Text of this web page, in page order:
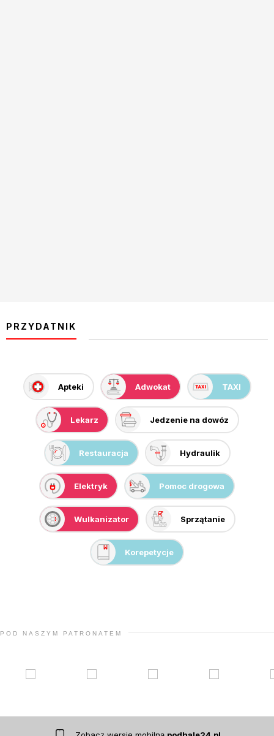
PRZYDATNIK
Apteki Adwokat TAXI
Lekarz Jedzenie na dowóz
Restauracja Hydraulik
Elektryk Pomoc drogowa
Wulkanizator Sprzątanie
Korepetycje
POD NASZYM PATRONATEM